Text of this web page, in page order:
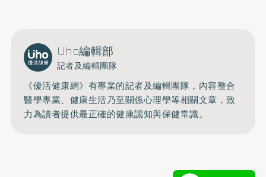
Uho編輯部
記者及編輯團隊
《優活健康網》有專業的記者及編輯團隊，內容整合
醫學專業、健康生活乃至關係心理學等相關文章，致
力為讀者提供最正確的健康認知與保健常識。